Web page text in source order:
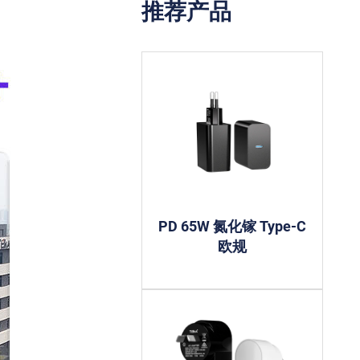
推荐产品
PD 65W 氮化镓 Type-C
欧规